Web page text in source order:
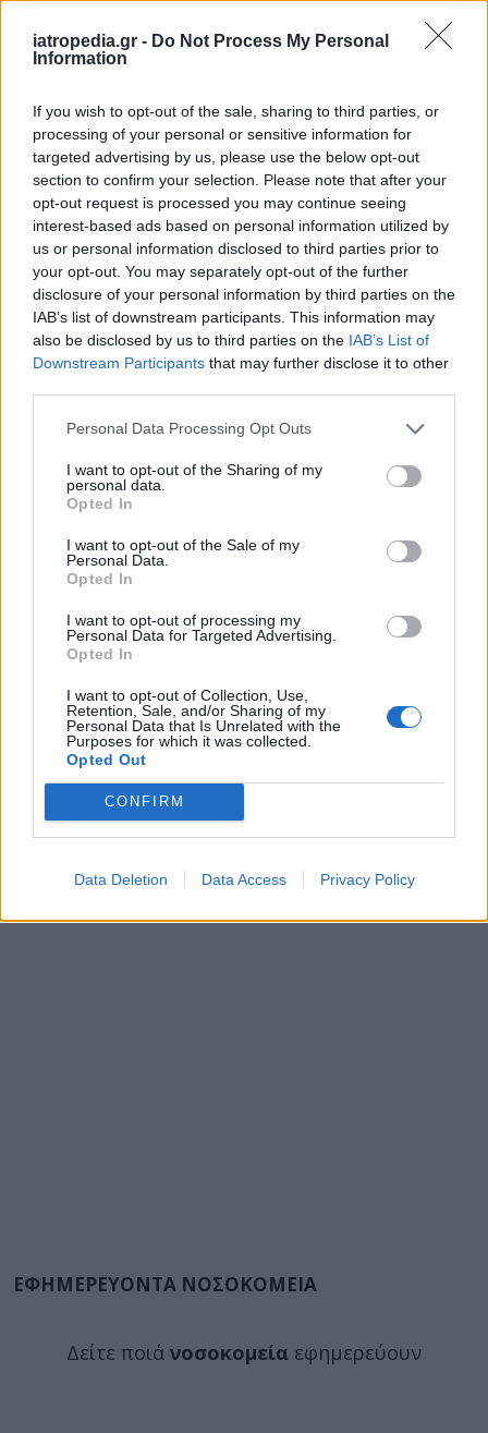
iatropedia.gr - Do Not Process My Personal
Information
If you wish to opt-out of the sale, sharing to third parties, or
processing of your personal or sensitive information for
targeted advertising by us, please use the below opt-out
section to confirm your selection. Please note that after your
opt-out request is processed you may continue seeing
interest-based ads based on personal information utilized by
us or personal information disclosed to third parties prior to
your opt-out. You may separately opt-out of the further
disclosure of your personal information by third parties on the
IAB’s list of downstream participants. This information may
also be disclosed by us to third parties on the IAB’s List of
Downstream Participants that may further disclose it to other
Personal Data Processing Opt Outs
I want to opt-out of the Sharing of my
personal data.
Opted In
I want to opt-out of the Sale of my
Personal Data.
Opted In
I want to opt-out of processing my
Personal Data for Targeted Advertising.
Opted In
I want to opt-out of Collection, Use,
Retention, Sale, and/or Sharing of my
Personal Data that Is Unrelated with the
Purposes for which it was collected.
Opted Out
CONFIRM
Data Deletion Data Access Privacy Policy
Άδωνις Γεωργιάδης από Γ.Ν. Ρόδου: Νέες προσλήψεις
και «πράσινο φως» για το Ακτινοθεραπευτικό
Κέντρο
ΥΓΕΙΑ 07 Αυγούστου 2026 17:01
Εξάνθημα μετά την πισίνα: Είναι αλλεργία ή
ερεθισμός από το χλώριο; Τι εξηγεί αλλεργιολόγος
ΕΦΗΜΕΡΕΥΟΝΤΑ ΝΟΣΟΚΟΜΕΙΑ
Δείτε ποιά νοσοκομεία εφημερεύουν